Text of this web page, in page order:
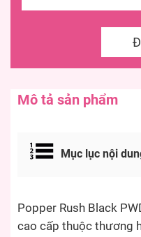
Mô tả sản phẩm
Mục lục nội
Popper Rush Black
cao cấp thuộc thương